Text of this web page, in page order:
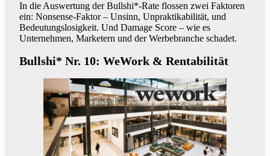
In die Auswertung der Bullshi*-Rate flossen zwei Faktoren
ein: Nonsense-Faktor – Unsinn, Unpraktikabilität, und
Bedeutungslosigkeit. Und Damage Score – wie es
Unternehmen, Marketern und der Werbebranche schadet.
Bullshi* Nr. 10: WeWork & Rentabilität